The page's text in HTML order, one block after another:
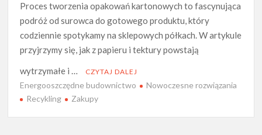
Proces tworzenia opakowań kartonowych to fascynująca
podróż od surowca do gotowego produktu, który
codziennie spotykamy na sklepowych półkach. W artykule
przyjrzymy się, jak z papieru i tektury powstają
wytrzymałe i …
CZYTAJ DALEJ
Energooszczędne budownictwo
Nowoczesne rozwiązania
Recykling
Zakupy